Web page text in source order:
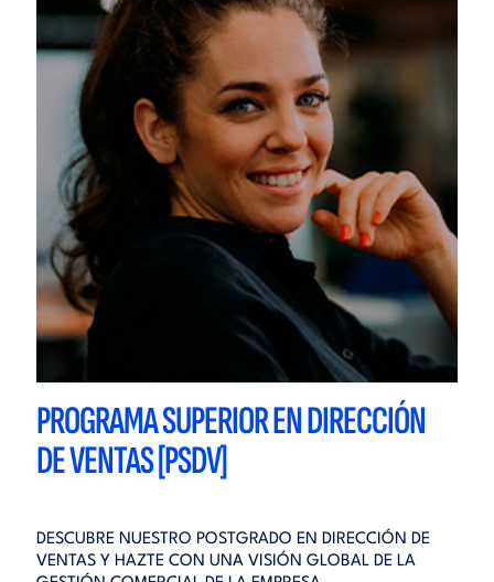
PROGRAMA SUPERIOR EN DIRECCIÓN
DE VENTAS [PSDV]
DESCUBRE NUESTRO POSTGRADO EN DIRECCIÓN DE
VENTAS Y HAZTE CON UNA VISIÓN GLOBAL DE LA